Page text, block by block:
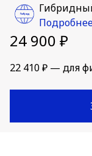
24 900 ₽
22 410 ₽ — для